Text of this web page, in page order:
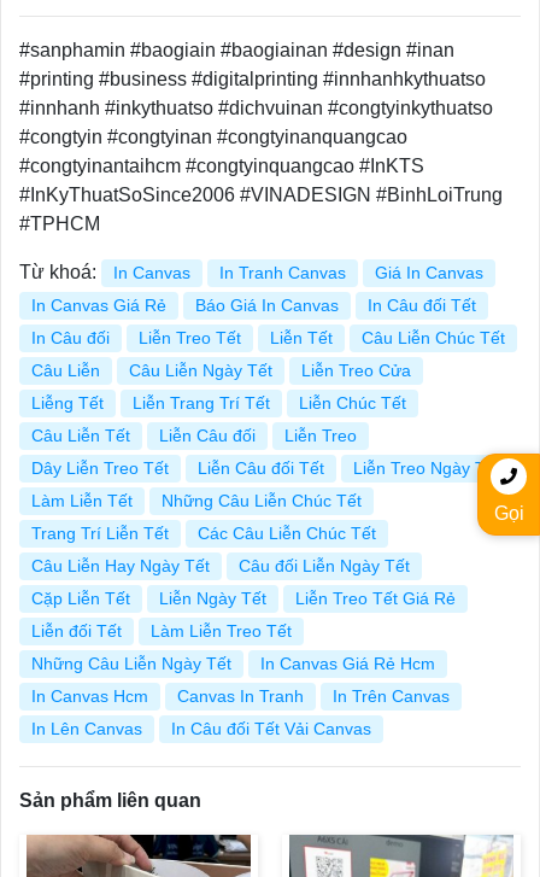
#sanphamin #baogiain #baogiainan #design #inan
#printing #business #digitalprinting #innhanhkythuatso
#innhanh #inkythuatso #dichvuinan #congtyinkythuatso
#congtyin #congtyinan #congtyinanquangcao
#congtyinantaihcm #congtyinquangcao #InKTS
#InKyThuatSoSince2006 #VINADESIGN #BinhLoiTrung
#TPHCM
Từ khoá: In Canvas In Tranh Canvas
Giá In Canvas
In Canvas Giá Rẻ
Báo Giá In Canvas
In Câu đối Tết
In Câu đối
Liễn Treo Tết Liễn Tết
Câu Liễn Chúc Tết
Câu Liễn
Câu Liễn Ngày Tết
Liễn Treo Cửa
Liễng Tết
Liễn Trang Trí Tết
Liễn Chúc Tết
Câu Liễn Tết
Liễn Câu đối
Liễn Treo
Dây Liễn Treo Tết
Liễn Câu đối Tết
Liễn Treo Ngày Tết
Làm Liễn Tết
Những Câu Liễn Chúc Tết
Trang Trí Liễn Tết
Các Câu Liễn Chúc Tết
Câu Liễn Hay Ngày Tết
Câu đối Liễn Ngày Tết
Cặp Liễn Tết
Liễn Ngày Tết
Liễn Treo Tết Giá Rẻ
Liễn đối Tết
Làm Liễn Treo Tết
Những Câu Liễn Ngày Tết
In Canvas Giá Rẻ Hcm
In Canvas Hcm
Canvas In Tranh
In Trên Canvas
In Lên Canvas
In Câu đối Tết Vải Canvas
Sản phẩm liên quan
Gọi